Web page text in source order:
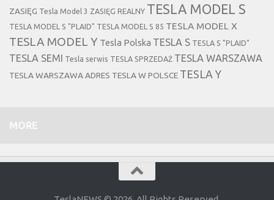
ZASIĘG Tesla Model 3 ZASIĘG REALNY TESLA MODEL S
TESLA MODEL S "PLAID" TESLA MODEL S 85 TESLA MODEL X
TESLA MODEL Y Tesla Polska TESLA S TESLA S "PLAID"
TESLA SEMI Tesla serwis TESLA SPRZEDAŻ TESLA WARSZAWA
TESLA WARSZAWA ADRES TESLA W POLSCE TESLA Y
MORE